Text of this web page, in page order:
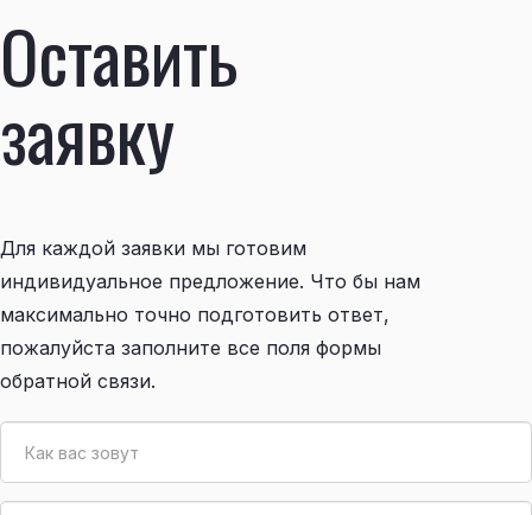
Оставить
заявку
Для каждой заявки мы готовим
индивидуальное предложение. Что бы нам
максимально точно подготовить ответ,
пожалуйста заполните все поля формы
обратной связи.